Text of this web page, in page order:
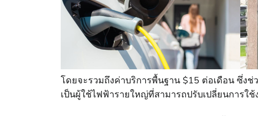
โดยจะรวมถึงค่าบริการพื้นฐาน $15 ต่อเดือน ซึ่ง
เป็นผู้ใช้ไฟฟ้ารายใหญ่ที่สามารถปรับเปลี่ยนการ